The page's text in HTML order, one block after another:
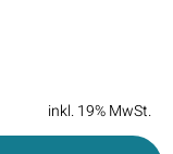
inkl. 19% MwSt.